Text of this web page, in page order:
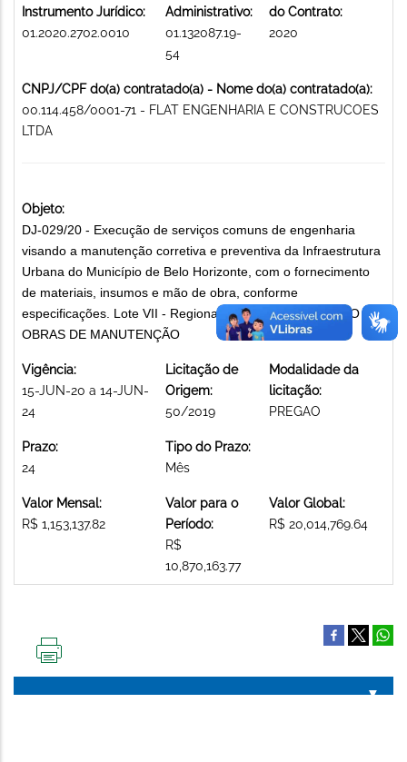
Instrumento Jurídico:
01.2020.2702.0010
Administrativo:
01.132087.19-
54
do Contrato:
2020
CNPJ/CPF do(a) contratado(a) - Nome do(a) contratado(a):
00.114.458/0001-71 - FLAT ENGENHARIA E CONSTRUCOES
LTDA
Objeto:
DJ-029/20 - Execução de serviços comuns de engenharia
visando a manutenção corretiva e preventiva da Infraestrutura
Urbana do Município de Belo Horizonte, com o fornecimento
de materiais, insumos e mão de obra, conforme
especificações. Lote VII - Regional Pampulha. EXECUÇÃO DE
OBRAS DE MANUTENÇÃO
Vigência:
15-JUN-20 a 14-JUN-
24
Licitação de
Origem:
50/2019
Modalidade da
licitação:
PREGAO
Prazo:
24
Tipo do Prazo:
Mês
Valor Mensal:
R$ 1,153,137.82
Valor para o
Período:
R$
10,870,163.77
Valor Global:
R$ 20,014,769.64
PÁGINA